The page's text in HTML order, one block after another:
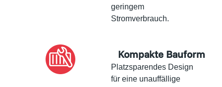
geringem
Stromverbrauch.
Kompakte Bauform
Platzsparendes Design
für eine unauffällige